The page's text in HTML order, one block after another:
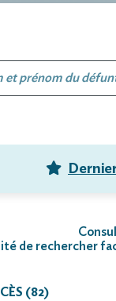
de rechercher
(82)